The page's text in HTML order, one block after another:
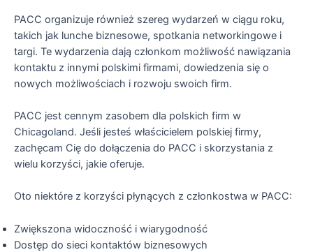
PACC organizuje również szereg wydarzeń w ciągu roku,
takich jak lunche biznesowe, spotkania networkingowe i
targi. Te wydarzenia dają członkom możliwość nawiązania
kontaktu z innymi polskimi firmami, dowiedzenia się o
nowych możliwościach i rozwoju swoich firm.
PACC jest cennym zasobem dla polskich firm w
Chicagoland. Jeśli jesteś właścicielem polskiej firmy,
zachęcam Cię do dołączenia do PACC i skorzystania z
wielu korzyści, jakie oferuje.
Oto niektóre z korzyści płynących z członkostwa w PACC:
Zwiększona widoczność i wiarygodność
Dostęp do sieci kontaktów biznesowych